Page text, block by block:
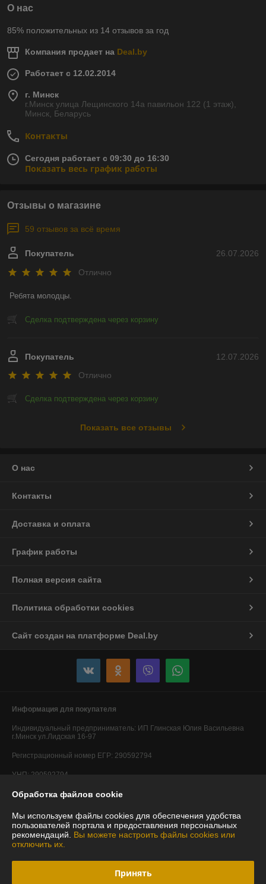
О нас
85% положительных из 14 отзывов за год
Компания продает на Deal.by
Работает с 12.02.2014
г. Минск
г.Минск улица Лещинского 14а павильон 122 (1 этаж),
Минск, Беларусь
Контакты
Сегодня работает с 09:30 до 16:30
Показать весь график работы
Отзывы о магазине
59 отзывов за всё время
26.07.2026
Покупатель
Отлично
Ребята молодцы.
Сделка подтверждена через корзину
12.07.2026
Покупатель
Отлично
Сделка подтверждена через корзину
Показать все отзывы
О нас
Контакты
Доставка и оплата
График работы
Полная версия сайта
Политика обработки cookies
Сайт создан на платформе Deal.by
Информация для покупателя
Индивидуальный предприниматель: ИП Глинская Юлия Васильевна
г.Минск ул.Лидская 16-97
Регистрационный номер ЕГР: 290592794
УНП: 290592794
Регистрационный орган: Минский горисполком
Дата регистрации компании: 20.05.2014
Ссылка на свидетельство/лицензию
Ссылка на свидетельство/лицензию
Обработка файлов cookie
Мы используем файлы cookies для обеспечения удобства
пользователей портала и предоставления персональных
рекомендаций. Вы можете настроить файлы cookies или
отключить их.
Принять